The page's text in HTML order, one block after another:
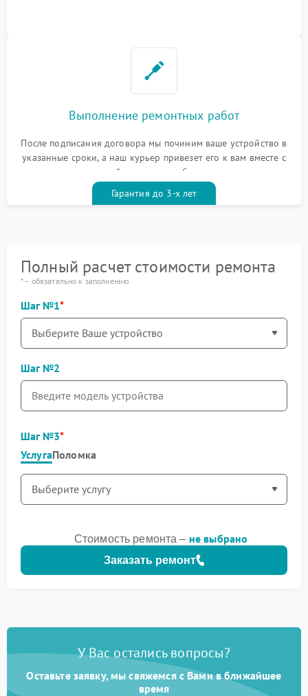
Выполнение ремонтных работ
После подписания договора мы починим ваше устройство в
указанные сроки, а наш курьер привезет его к вам вместе с
гарантийным талоном бесплатно
Гарантия до 3-х лет
Полный расчет стоимости ремонта
* – обязательно к заполнению
Шаг №1
Шаг №2
Шаг №3
УслугаПоломка
Заказать ремонт
Стоимость ремонта – не выбрано
У Вас остались вопросы?
Оставьте заявку, мы свяжемся с Вами в ближайшее
время